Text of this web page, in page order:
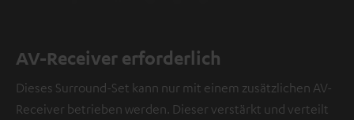
AV-Receiver erforderlich
Dieses Surround-Set kann nur mit einem zusätzlichen AV-
Receiver betrieben werden. Dieser verstärkt und verteilt